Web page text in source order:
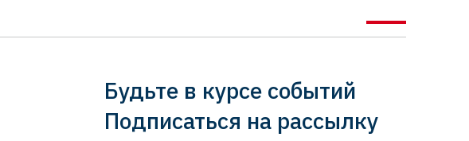
Будьте в курсе событий
Подписаться на рассылку